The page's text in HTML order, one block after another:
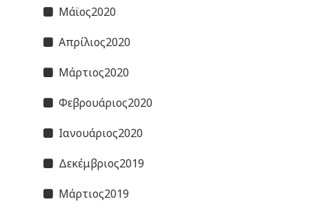
Μάϊος2020
Απρίλιος2020
Μάρτιος2020
Φεβρουάριος2020
Ιανουάριος2020
Δεκέμβριος2019
Μάρτιος2019